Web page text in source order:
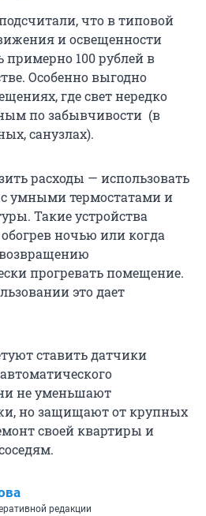
что в типовой
и освещенности
100 рублей в
Особенно выгодно
где свет нередко
по забывчивости (в
санузлах).
расходы — использовать
умными термостатами и
Такие устройства
ночью или когда
прогревать помещение.
это дает
ставить датчики
не уменьшают
но защищают от крупных
своей квартиры и
редакции